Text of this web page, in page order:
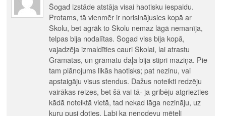
Šogad izstāde atstāja visai haotisku iespaidu.
Protams, tā vienmēr ir norisinājusies kopā ar
Skolu, bet agrāk to Skolu nemaz lāgā nemanīja,
telpas bija nodalītas. Šogad viss bija kopā,
vajadzēja izmaldīties cauri Skolai, lai atrastu
Grāmatas, un grāmatu daļa bija stipri maziņa. Pie
tam plānojums likās haotisks; pat nezinu, vai
apstaigāju visus stendus. Dažus noteikti redzēju
vairākas reizes, bet šā vai tā- ja gribēju atgriezties
kādā noteiktā vietā, tad nekad lāga nezināju, uz
kuru pusi doties. Labi ka nenodevu mēteli